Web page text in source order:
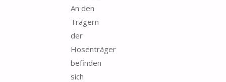
An den
Trägern
der
Hosenträger
befinden
sich